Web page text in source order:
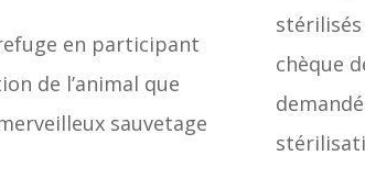
en participant
de l’animal que
sauvetage
chèque